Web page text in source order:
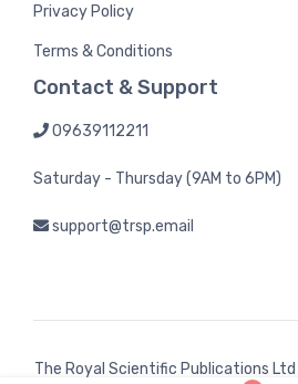
Privacy Policy
Terms & Conditions
Contact & Support
09639112211
Saturday - Thursday (9AM to 6PM)
support@trsp.email
The Royal Scientific Publications Ltd